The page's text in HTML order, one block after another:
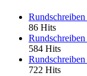
86 Hits
584 Hits
722 Hits